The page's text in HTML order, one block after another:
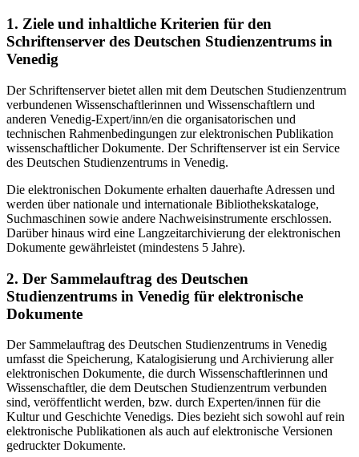
1. Ziele und inhaltliche Kriterien für den
Schriftenserver des Deutschen Studienzentrums in
Venedig
Der Schriftenserver bietet allen mit dem Deutschen Studienzentrum
verbundenen Wissenschaftlerinnen und Wissenschaftlern und
anderen Venedig-Expert/inn/en die organisatorischen und
technischen Rahmenbedingungen zur elektronischen Publikation
wissenschaftlicher Dokumente. Der Schriftenserver ist ein Service
des Deutschen Studienzentrums in Venedig.
Die elektronischen Dokumente erhalten dauerhafte Adressen und
werden über nationale und internationale Bibliothekskataloge,
Suchmaschinen sowie andere Nachweisinstrumente erschlossen.
Darüber hinaus wird eine Langzeitarchivierung der elektronischen
Dokumente gewährleistet (mindestens 5 Jahre).
2. Der Sammelauftrag des Deutschen
Studienzentrums in Venedig für elektronische
Dokumente
Der Sammelauftrag des Deutschen Studienzentrums in Venedig
umfasst die Speicherung, Katalogisierung und Archivierung aller
elektronischen Dokumente, die durch Wissenschaftlerinnen und
Wissenschaftler, die dem Deutschen Studienzentrum verbunden
sind, veröffentlicht werden, bzw. durch Experten/innen für die
Kultur und Geschichte Venedigs. Dies bezieht sich sowohl auf rein
elektronische Publikationen als auch auf elektronische Versionen
gedruckter Dokumente.